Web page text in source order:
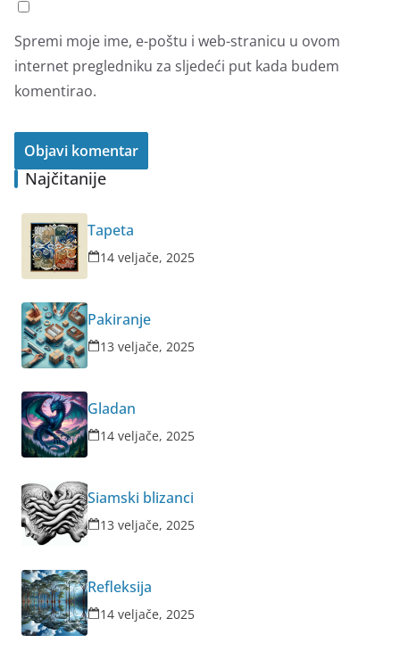
Spremi moje ime, e-poštu i web-stranicu u ovom
internet pregledniku za sljedeći put kada budem
komentirao.
Najčitanije
Tapeta
14 veljače, 2025
Pakiranje
13 veljače, 2025
Gladan
14 veljače, 2025
Siamski blizanci
13 veljače, 2025
Refleksija
14 veljače, 2025